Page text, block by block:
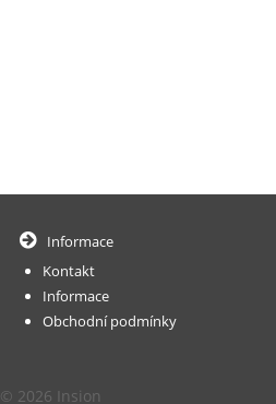
Informace
Kontakt
Informace
Obchodní podmínky
© 2026 Insion